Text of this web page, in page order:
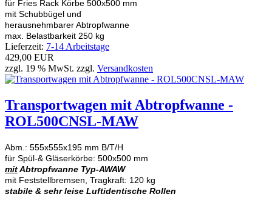
für Fries Rack Körbe 500x500 mm
mit Schubbügel und
herausnehmbarer Abtropfwanne
max. Belastbarkeit 250 kg
Lieferzeit: 7-14 Arbeitstage
429,00 EUR
zzgl. 19 % MwSt. zzgl. Versandkosten
Transportwagen mit Abtropfwanne -
ROL500CNSL-MAW
Abm.: 555x555x195 mm B/T/H
für Spül-& Gläserkörbe: 500x500 mm
mitAbtropfwanne Typ-AWAW
mit Feststellbremsen, Tragkraft: 120 kg
stabile & sehr leise Luftidentische Rollen